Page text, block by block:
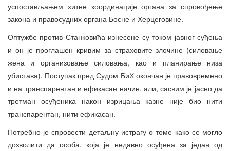
успостављањем хитне координације органа за спровођење
закона и правосудних органа Босне и Херцеговине.
Оптужбе против Станковића изнесене су током јавног суђења
и он је проглашен кривим за страховите злочине (силовање
жена и организовање силовања, као и планирање низа
убистава). Поступак пред Судом БиХ окончан је правовремено
и на транспарентан и ефикасан начин, али, сасвим је јасно да
третман осуђеника након изрицања казне није био нити
транспарентан, нити ефикасан.
Потребно је спровести детаљну истрагу о томе како се могло
дозволити да особа, која је недавно осуђена за један од